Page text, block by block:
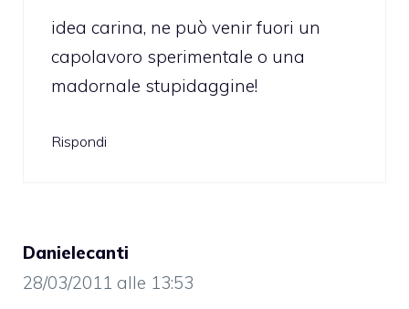
idea carina, ne può venir fuori un
capolavoro sperimentale o una
madornale stupidaggine!
Rispondi
Danielecanti
28/03/2011 alle 13:53